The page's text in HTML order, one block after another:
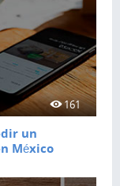
161
un
México